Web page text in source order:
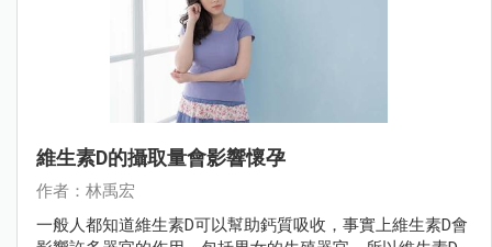
維生素D的攝取量會影響懷孕
作者：林禹宏
一般人都知道維生素D可以幫助鈣質吸收，事實上維生素D會